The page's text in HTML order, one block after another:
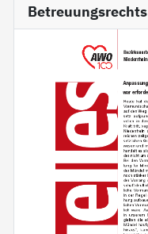
Betreuungsrechts